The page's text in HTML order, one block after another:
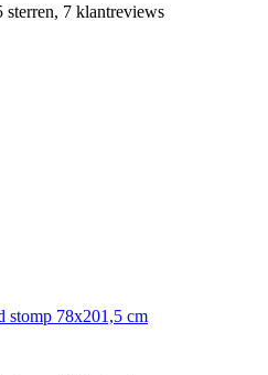
sterren, 7 klantreviews
stomp 78x201,5 cm